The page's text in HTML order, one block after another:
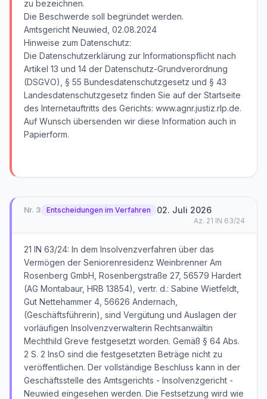
zu bezeichnen.
Die Beschwerde soll begründet werden.
Amtsgericht Neuwied, 02.08.2024
Hinweise zum Datenschutz:
Die Datenschutzerklärung zur Informationspflicht nach
Artikel 13 und 14 der Datenschutz-Grundverordnung
(DSGVO), § 55 Bundesdatenschutzgesetz und § 43
Landesdatenschutzgesetz finden Sie auf der Startseite
des Internetauftritts des Gerichts: www.agnr.justiz.rlp.de.
Auf Wunsch übersenden wir diese Information auch in
Papierform.
Nr. 3 Entscheidungen im Verfahren 02. Juli 2026
Az. 21 IN 63/24
21 IN 63/24: In dem Insolvenzverfahren über das
Vermögen der Seniorenresidenz Weinbrenner Am
Rosenberg GmbH, Rosenbergstraße 27, 56579 Hardert
(AG Montabaur, HRB 13854), vertr. d.: Sabine Wietfeldt,
Gut Nettehammer 4, 56626 Andernach,
(Geschäftsführerin), sind Vergütung und Auslagen der
vorläufigen Insolvenzverwalterin Rechtsanwältin
Mechthild Greve festgesetzt worden. Gemäß § 64 Abs.
2 S. 2 InsO sind die festgesetzten Beträge nicht zu
veröffentlichen. Der vollständige Beschluss kann in der
Geschäftsstelle des Amtsgerichts - Insolvenzgericht -
Neuwied eingesehen werden. Die Festsetzung wird wie